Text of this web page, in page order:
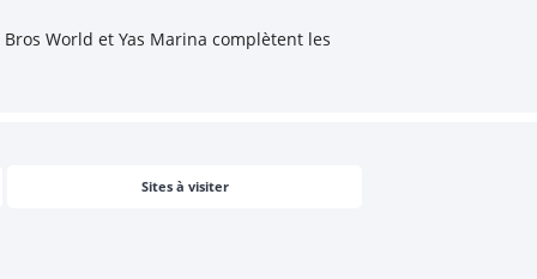
World et Yas Marina complètent les
Sites à visiter